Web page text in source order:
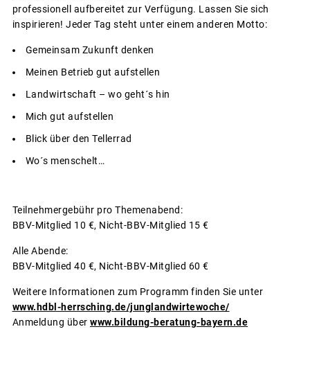
professionell aufbereitet zur Verfügung. Lassen Sie sich
inspirieren! Jeder Tag steht unter einem anderen Motto:
Gemeinsam Zukunft denken
Meinen Betrieb gut aufstellen
Landwirtschaft – wo geht´s hin
Mich gut aufstellen
Blick über den Tellerrad
Wo´s menschelt…
Teilnehmergebühr pro Themenabend:
BBV-Mitglied 10 €, Nicht-BBV-Mitglied 15 €
Alle Abende:
BBV-Mitglied 40 €, Nicht-BBV-Mitglied 60 €
Weitere Informationen zum Programm finden Sie unter
www.hdbl-herrsching.de/junglandwirtewoche/
Anmeldung über www.bildung-beratung-bayern.de